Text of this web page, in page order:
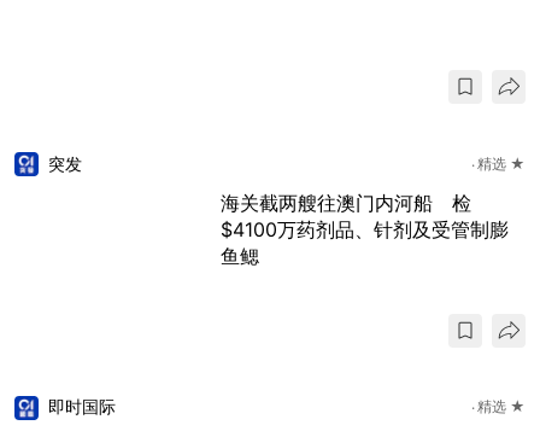
突发 精选 ★
海关截两艘往澳门内河船 检
$4100万药剂品、针剂及受管制膨
鱼鳃
即时国际 精选 ★